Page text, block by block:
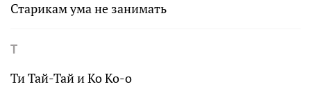
Старикам ума не занимать
Т
Ти Тай-Тай и Ко Ко-о